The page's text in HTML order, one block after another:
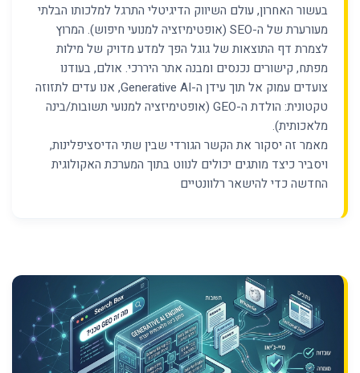
בעשור האחרון, עולם השיווק הדיגיטלי התרגל למלכותו הבלתי
מעורערת של ה-SEO (אופטימיזציה למנועי חיפוש). המרוץ
לצמרת דף התוצאות של גוגל הפך למדע מדויק של מילות
מפתח, קישורים נכנסים ומבנה אתר היררכי. אולם, בעודנו
צועדים עמוק אל תוך עידן ה-Generative AI, אנו עדים לתזוזה
טקטונית: הולדת ה-GEO (אופטימיזציה למנועי תשובות/בינה
מלאכותית).
מאמר זה יסקור את הקשר הגורדי שבין שתי הדיסציפלינות,
ויסביר כיצד מותגים יכולים לנווט בתוך המערכת האקולוגית
החדשה כדי להישאר רלוונטיים